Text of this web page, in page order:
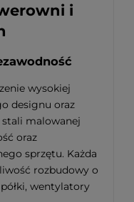
i
wysokiej
designu oraz
stali malowanej
oraz
sprzętu. Każda
rozbudowy o
wentylatory